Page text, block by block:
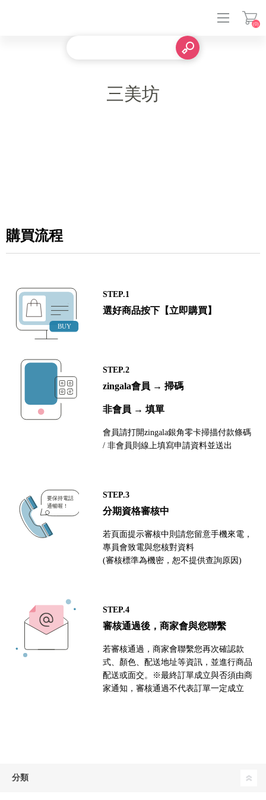
(0)
三美坊
購買流程
STEP.1
選好商品按下【立即購買】
STEP.2
zingala會員 → 掃碼
非會員 → 填單
會員請打開zingala銀角零卡掃描付款條碼
/ 非會員則線上填寫申請資料並送出
STEP.3
分期資格審核中
若頁面提示審核中則請您留意手機來電，
專員會致電與您核對資料
(審核標準為機密，恕不提供查詢原因)
STEP.4
審核通過後，商家會與您聯繫
若審核通過，商家會聯繫您再次確認款
式、顏色、配送地址等資訊，並進行商品
配送或面交。※最終訂單成立與否須由商
家通知，審核通過不代表訂單一定成立
分類